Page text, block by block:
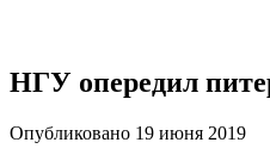
НГУ опередил
Опубликовано 19 июня 2019